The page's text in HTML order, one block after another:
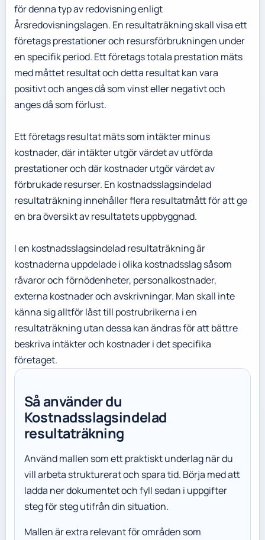
för denna typ av redovisning enligt
Årsredovisningslagen. En resultaträkning skall visa ett
företags prestationer och resursförbrukningen under
en specifik period. Ett företags totala prestation mäts
med måttet resultat och detta resultat kan vara
positivt och anges då som vinst eller negativt och
anges då som förlust.
Ett företags resultat mäts som intäkter minus
kostnader, där intäkter utgör värdet av utförda
prestationer och där kostnader utgör värdet av
förbrukade resurser. En kostnadsslagsindelad
resultaträkning innehåller flera resultatmått för att ge
en bra översikt av resultatets uppbyggnad.
I en kostnadsslagsindelad resultaträkning är
kostnaderna uppdelade i olika kostnadsslag såsom
råvaror och förnödenheter, personalkostnader,
externa kostnader och avskrivningar. Man skall inte
känna sig alltför låst till postrubrikerna i en
resultaträkning utan dessa kan ändras för att bättre
beskriva intäkter och kostnader i det specifika
företaget.
Så använder du
Kostnadsslagsindelad
resultaträkning
Använd mallen som ett praktiskt underlag när du
vill arbeta strukturerat och spara tid. Börja med att
ladda ner dokumentet och fyll sedan i uppgifter
steg för steg utifrån din situation.
Mallen är extra relevant för områden som